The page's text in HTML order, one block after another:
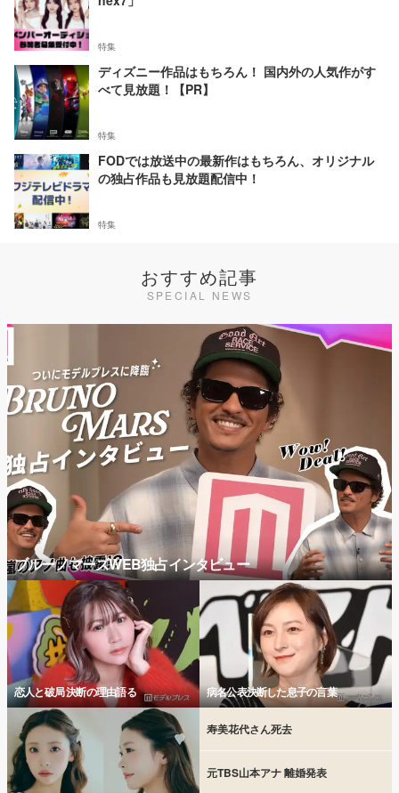
特集
ディズニー作品はもちろん！ 国内外の人気作がす
べて見放題！【PR】
特集
FODでは放送中の最新作はもちろん、オリジナル
の独占作品も見放題配信中！
特集
おすすめ記事
SPECIAL NEWS
ブルーノマーズWEB独占インタビュー
恋人と破局 決断の理由語る 病名公表決断した息子の言葉
寿美花代さん死去
元TBS山本アナ 離婚発表